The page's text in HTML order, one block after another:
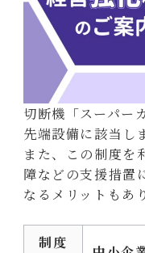
切断機「スーパー
先端設備に該当し
また、この制度を
障などの支援措置
なるメリットもあ
制度